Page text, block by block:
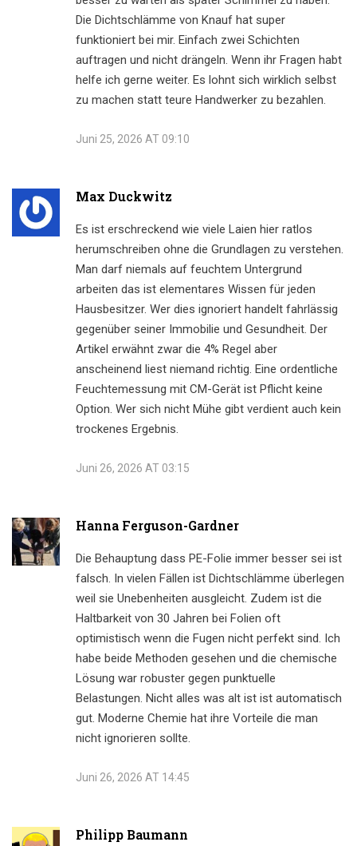
Die Dichtschlämme von Knauf hat super
funktioniert bei mir. Einfach zwei Schichten
auftragen und nicht drängeln. Wenn ihr Fragen habt
helfe ich gerne weiter. Es lohnt sich wirklich selbst
zu machen statt teure Handwerker zu bezahlen.
Juni 25, 2026 AT 09:10
Max Duckwitz
Es ist erschreckend wie viele Laien hier ratlos
herumschreiben ohne die Grundlagen zu verstehen.
Man darf niemals auf feuchtem Untergrund
arbeiten das ist elementares Wissen für jeden
Hausbesitzer. Wer dies ignoriert handelt fahrlässig
gegenüber seiner Immobilie und Gesundheit. Der
Artikel erwähnt zwar die 4% Regel aber
anscheinend liest niemand richtig. Eine ordentliche
Feuchtemessung mit CM-Gerät ist Pflicht keine
Option. Wer sich nicht Mühe gibt verdient auch kein
trockenes Ergebnis.
Juni 26, 2026 AT 03:15
Hanna Ferguson-Gardner
Die Behauptung dass PE-Folie immer besser sei ist
falsch. In vielen Fällen ist Dichtschlämme überlegen
weil sie Unebenheiten ausgleicht. Zudem ist die
Haltbarkeit von 30 Jahren bei Folien oft
optimistisch wenn die Fugen nicht perfekt sind. Ich
habe beide Methoden gesehen und die chemische
Lösung war robuster gegen punktuelle
Belastungen. Nicht alles was alt ist ist automatisch
gut. Moderne Chemie hat ihre Vorteile die man
nicht ignorieren sollte.
Juni 26, 2026 AT 14:45
Philipp Baumann